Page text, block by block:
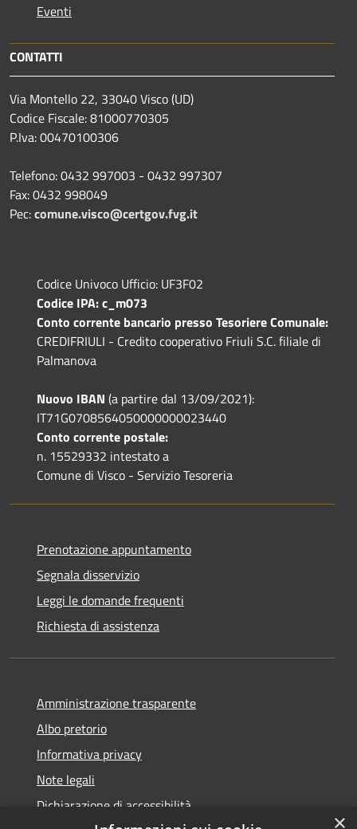
Eventi
CONTATTI
Via Montello 22, 33040 Visco (UD)
Codice Fiscale: 81000770305
P.Iva: 00470100306
Telefono: 0432 997003 - 0432 997307
Fax: 0432 998049
Pec:comune.visco@certgov.fvg.it
Codice Univoco Ufficio: UF3F02
Codice IPA: c_m073
Conto corrente bancario presso Tesoriere Comunale:
CREDIFRIULI - Credito cooperativo Friuli S.C. filiale di
Palmanova
Nuovo IBAN (a partire dal 13/09/2021):
IT71G0708564050000000023440
Conto corrente postale:
n. 15529332 intestato a
Comune di Visco - Servizio Tesoreria
Prenotazione appuntamento
Segnala disservizio
Leggi le domande frequenti
Richiesta di assistenza
Amministrazione trasparente
Albo pretorio
Informativa privacy
Note legali
Dichiarazione di accessibilità
×